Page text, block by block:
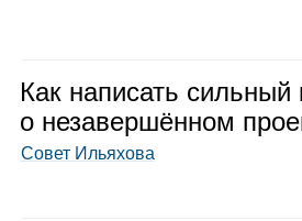
Как напи­сать силь­ный
о неза­вер­шён­ном
Совет Ильяхова